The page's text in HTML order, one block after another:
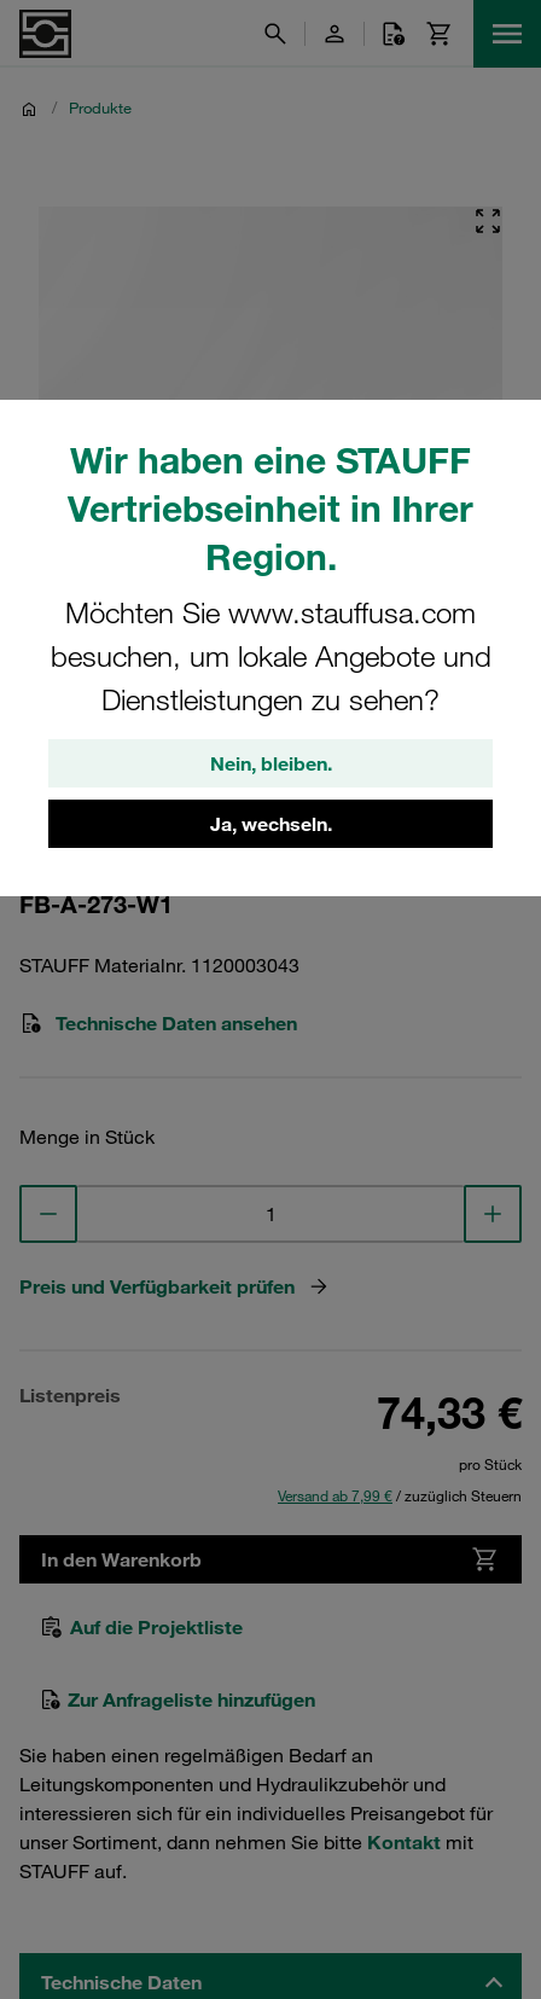
Wir haben eine STAUFF
Vertriebseinheit in Ihrer
Region.
Möchten Sie www.stauffusa.com
besuchen, um lokale Angebote und
Dienstleistungen zu sehen?
Nein, bleiben.
Ja, wechseln.
/ Produkte
Bitte beachten Sie: Das Bild dient nur zur Veranschaulichung und kann vom
Flachstahlbügel DN 250 Stahl,
unbehandelt 273mm
FB-A-273-W1
STAUFF Materialnr. 1120003043
Technische Daten ansehen
Menge in Stück
Preis und Verfügbarkeit prüfen
Listenpreis 74,33 €
pro Stück
Versand ab 7,99 €/ zuzüglich Steuern
In den Warenkorb
Auf die Projektliste
Zur Anfrageliste hinzufügen
Sie haben einen regelmäßigen Bedarf an
Leitungskomponenten und Hydraulikzubehör und
interessieren sich für ein individuelles Preisangebot für
unser Sortiment, dann nehmen Sie bitte Kontakt mit
STAUFF auf.
Technische Daten